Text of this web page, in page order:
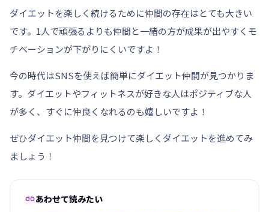
ダイエットを楽しく続けるために仲間の存在はとても大きい
です。1人で頑張るよりも仲間と一緒の方が成果が出やすくモ
チベーションが下がりにくいですよ！
今の時代はSNSを使えば簡単にダイエット仲間が見つかりま
す。 ダイエットやフィットネスが好きな人はポジティブな人
が多く、すぐに仲良くなれるのも嬉しいですよ！
ぜひダイエット仲間を見つけて楽しくダイエットを進めてみ
ましょう！
あわせて読みたい